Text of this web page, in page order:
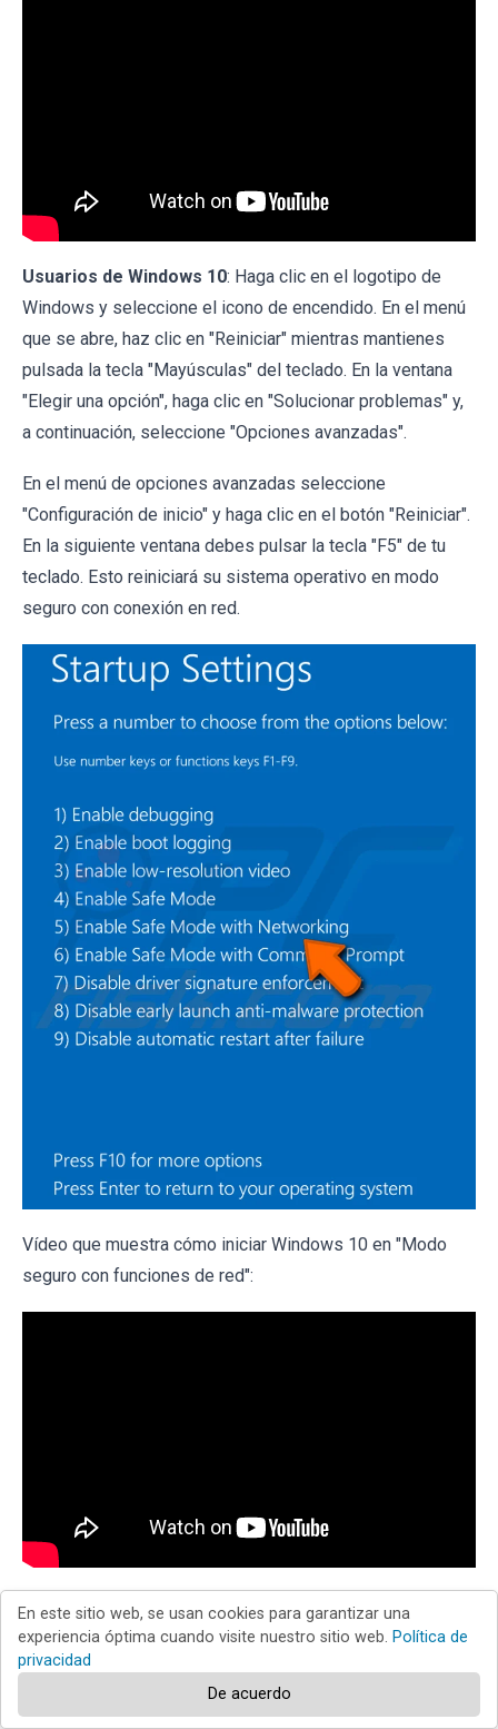
Usuarios de Windows 10: Haga clic en el logotipo de
Windows y seleccione el icono de encendido. En el menú
que se abre, haz clic en "Reiniciar" mientras mantienes
pulsada la tecla "Mayúsculas" del teclado. En la ventana
"Elegir una opción", haga clic en "Solucionar problemas" y,
a continuación, seleccione "Opciones avanzadas".
En el menú de opciones avanzadas seleccione
"Configuración de inicio" y haga clic en el botón "Reiniciar".
En la siguiente ventana debes pulsar la tecla "F5" de tu
teclado. Esto reiniciará su sistema operativo en modo
seguro con conexión en red.
Vídeo que muestra cómo iniciar Windows 10 en "Modo
seguro con funciones de red":
Extrae el archivo descargado y ejecuta el
En este sitio web, se usan cookies para garantizar una
experiencia óptima cuando visite nuestro sitio web. Política de
privacidad
De acuerdo